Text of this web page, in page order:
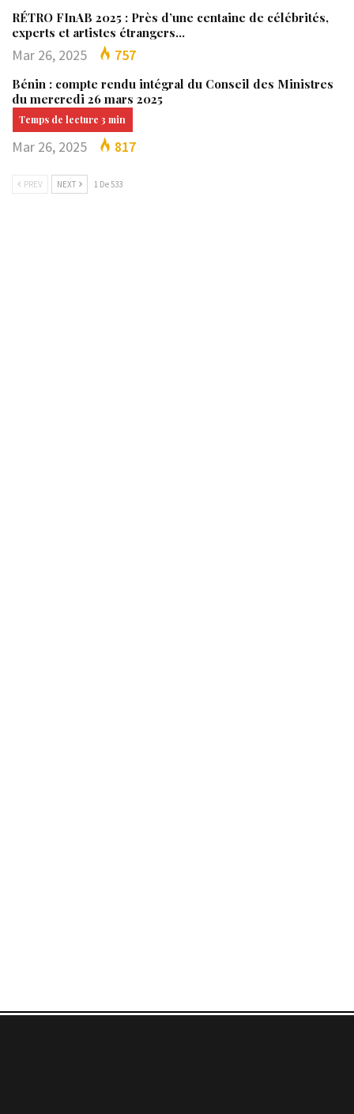
RÉTRO FInAB 2025 : Près d’une centaine de célébrités,
experts et artistes étrangers…
Mar 26, 2025 757
Bénin : compte rendu intégral du Conseil des Ministres
du mercredi 26 mars 2025
Mar 26, 2025 817
PREV NEXT 1 De 533